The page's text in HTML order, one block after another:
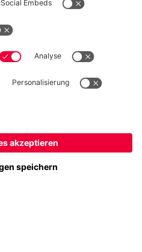
Details
und Abgaben
München AG
Str. 51-57, 81547 München
dorthin zu liefern!
dorthin zu liefern!